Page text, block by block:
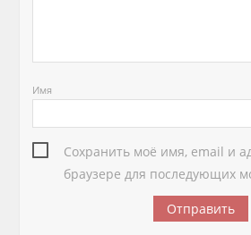
Имя
Сохранить моё имя, email и
браузере для последующих